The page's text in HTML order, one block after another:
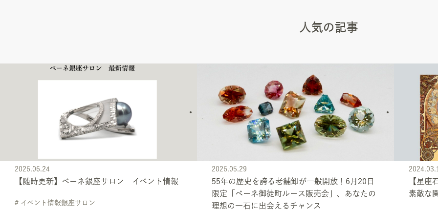
人気の記事
2026.06.24
【随時更新】ベーネ銀座サロン イベント情報
# イベント情報銀座サロン
2026.05.29
55年の歴史を誇る老舗卸が一般開放！6月20日
限定「ベーネ御徒町ルース販売会」、あなたの
理想の一石に出会えるチャンス
【星座
素敵な